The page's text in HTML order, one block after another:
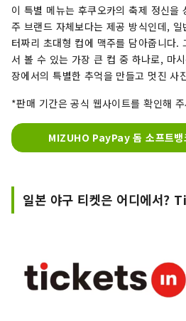
이 특별 메뉴는 후쿠오카의 축제 정신을
주 브랜드 자체보다는 제공 방식인데,
터짜리 초대형 컵에 맥주를 담아줍니다.
서 볼 수 있는 가장 큰 컵 중 하나로, 마
장에서의 특별한 추억을 만들고 멋진 사
*판매 기간은 공식 웹사이트를 확인해
MIZUHO PayPay 돔 소프트뱅
일본 야구 티켓은 어디에서